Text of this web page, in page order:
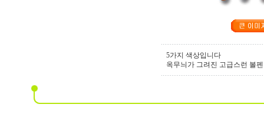
5가지 색상입니다
옥무늬가 그려진 고급스런 볼